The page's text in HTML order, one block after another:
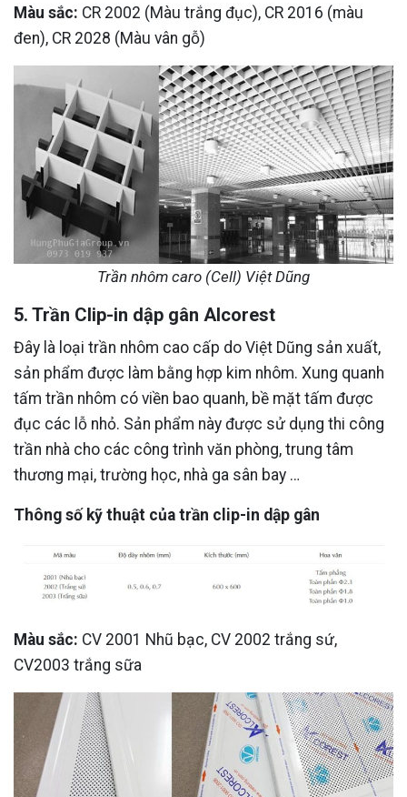
Màu sắc: CR 2002 (Màu trắng đục), CR 2016 (màu
đen), CR 2028 (Màu vân gỗ)
Trần nhôm caro (Cell) Việt Dũng
5. Trần Clip-in dập gân Alcorest
Đây là loại trần nhôm cao cấp do Việt Dũng sản xuất,
sản phẩm được làm bằng hợp kim nhôm. Xung quanh
tấm trần nhôm có viền bao quanh, bề mặt tấm được
đục các lỗ nhỏ. Sản phẩm này được sử dụng thi công
trần nhà cho các công trình văn phòng, trung tâm
thương mại, trường học, nhà ga sân bay …
Thông số kỹ thuật của trần clip-in dập gân
Màu sắc: CV 2001 Nhũ bạc, CV 2002 trắng sứ,
CV2003 trắng sữa